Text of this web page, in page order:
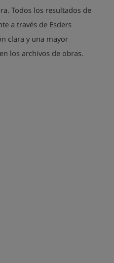
Todos los resultados de
a través de Esders
clara y una mayor
los archivos de obras.